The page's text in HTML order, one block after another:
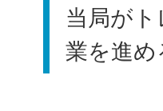
当局が
業を進め